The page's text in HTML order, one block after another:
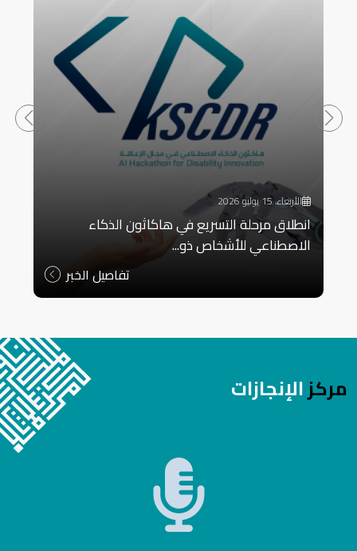
الأربعاء، 15 يوليو 2026
انطلاق مرحلة التسريع في هاكاثون الذكاء
الاصطناعي للأشخاص ذو...
تفاصيل الخبر
مركزالإنجازات